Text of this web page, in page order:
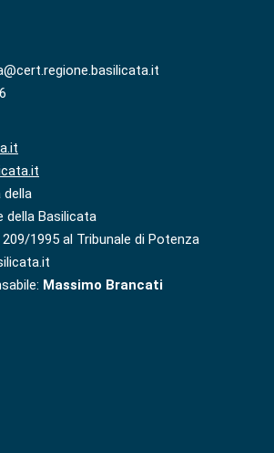
della
della Basilicata
1995 al Tribunale di Potenza
Massimo Brancati